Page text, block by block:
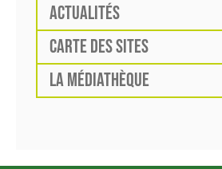
ACTUALITÉS
CARTE DES SITES
LA MÉDIATHÈQUE